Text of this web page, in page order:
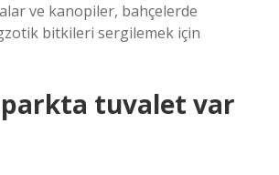
ve kanopiler, bahçelerde
bitkileri sergilemek için
tuvalet var